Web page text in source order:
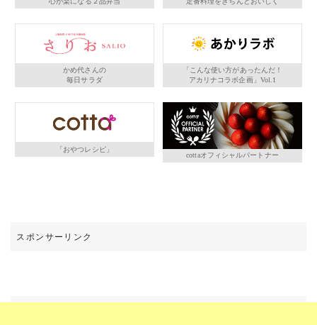
かめ代さんの
毎日サラダ
「こんな使い方があったんだ！
アカリナコラボ企画」Vol.1
「おやつレシピ」
cottaオフィシャルパートナー